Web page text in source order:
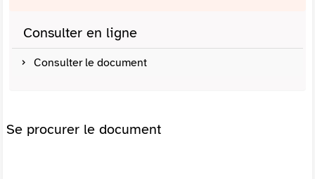
Consulter en ligne
Consulter le document
Se procurer le document